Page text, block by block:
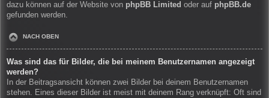
dazu können auf der Website von phpBB Limited oder auf phpBB.de
gefunden werden.
NACH OBEN
Was sind das für Bilder, die bei meinem Benutzernamen angezeigt
werden?
In der Beitragsansicht können zwei Bilder bei deinem Benutzernamen
stehen. Eines dieser Bilder ist meist mit deinem Rang verknüpft: Oft sind